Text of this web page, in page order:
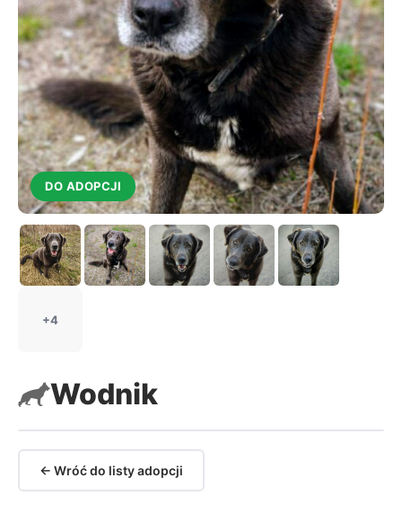
DO ADOPCJI
+4
Wodnik
← Wróć do listy adopcji